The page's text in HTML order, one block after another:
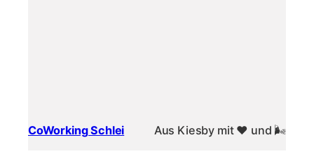
CoWorking Schlei Aus Kiesby mit ❤️ und 🌬